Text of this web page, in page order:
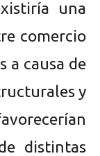
una
comercio
a causa de
y
distintas